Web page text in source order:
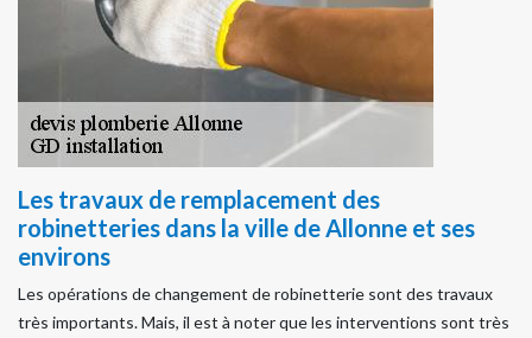
Les travaux de remplacement des
robinetteries dans la ville de Allonne et ses
environs
Les opérations de changement de robinetterie sont des travaux
très importants. Mais, il est à noter que les interventions sont très